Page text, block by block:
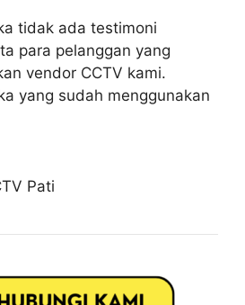
tidak ada testimoni
para pelanggan yang
vendor CCTV kami.
yang sudah menggunakan